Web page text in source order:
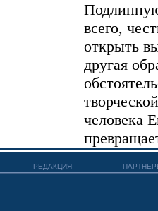
всего,
открыть
другая
человека
РЕДАКЦИЯ